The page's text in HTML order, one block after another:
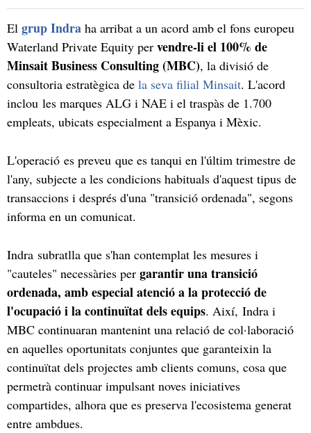
El grup Indra ha arribat a un acord amb el fons europeu
Waterland Private Equity per vendre-li el 100% de
Minsait Business Consulting (MBC), la divisió de
consultoria estratègica de la seva filial Minsait. L'acord
inclou les marques ALG i NAE i el traspàs de 1.700
empleats, ubicats especialment a Espanya i Mèxic.
L'operació es preveu que es tanqui en l'últim trimestre de
l'any, subjecte a les condicions habituals d'aquest tipus de
transaccions i després d'una "transició ordenada", segons
informa en un comunicat.
Indra subratlla que s'han contemplat les mesures i
"cauteles" necessàries per garantir una transició
ordenada, amb especial atenció a la protecció de
l'ocupació i la continuïtat dels equips. Així, Indra i
MBC continuaran mantenint una relació de col·laboració
en aquelles oportunitats conjuntes que garanteixin la
continuïtat dels projectes amb clients comuns, cosa que
permetrà continuar impulsant noves iniciatives
compartides, alhora que es preserva l'ecosistema generat
entre ambdues.